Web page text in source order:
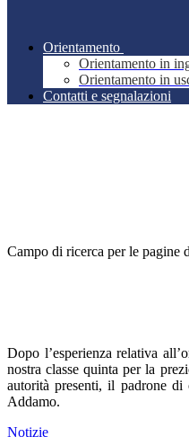
Orientamento
Orientamento in
Orientamento in
Contatti e segnalazioni
Campo di ricerca per le pagine
Dopo l’esperienza relativa
nostra classe quinta per la
autorità presenti, il padrone
Addamo.
Notizie